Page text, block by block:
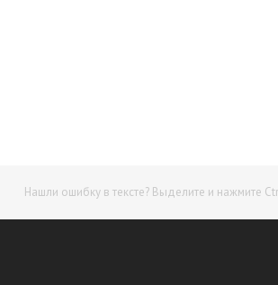
Нашли ошибку в тексте? Выделите и нажмите